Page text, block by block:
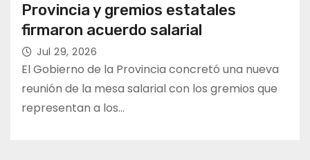
Provincia y gremios estatales
firmaron acuerdo salarial
Jul 29, 2026
El Gobierno de la Provincia concretó una nueva
reunión de la mesa salarial con los gremios que
representan a los…